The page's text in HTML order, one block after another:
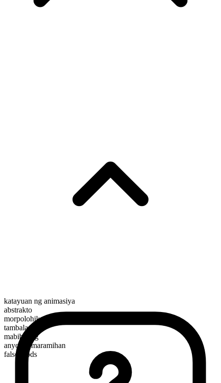
katayuan ng animasiya
abstrakto
morpolohikal na kayarian
tambalan
mabibilang
anyo ng maramihan
falsehoods